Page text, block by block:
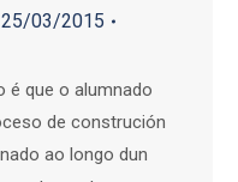
25/03/2015
é que o alumnado
de construción
ao longo dun